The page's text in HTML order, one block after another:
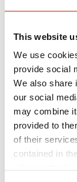
This website
We use
provide social
We also share
our social
may combine
provided to
of their
contained in